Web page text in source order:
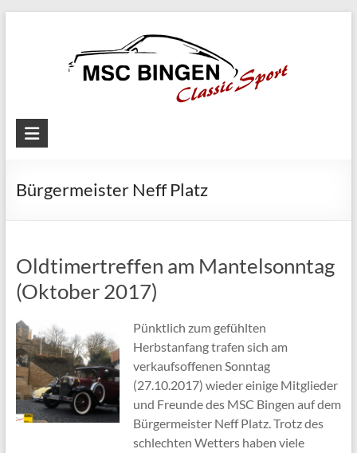
MSC
Classic
Bürgermeister Neff Platz
Oldtimertreffen am Mantelsonntag
(Oktober 2017)
Pünktlich zum gefühlten
Herbstanfang trafen sich am
verkaufsoffenen Sonntag
(27.10.2017) wieder einige Mitglieder
und Freunde des MSC Bingen auf dem
Bürgermeister Neff Platz. Trotz des
schlechten Wetters haben viele